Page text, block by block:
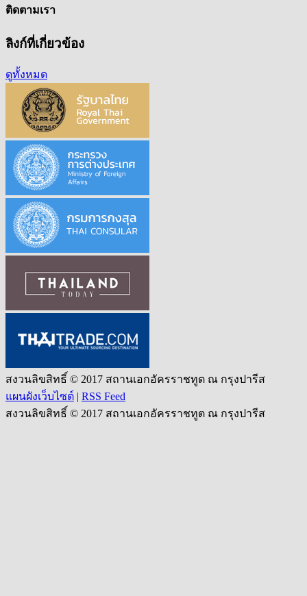
ติดตามเรา
ลิงก์ที่เกี่ยวข้อง
ดูทั้งหมด
สงวนลิขสิทธิ์ © 2017 สถานเอกอัครราชทูต ณ กรุงปารีส
แผนผังเว็บไซต์ | RSS Feed
สงวนลิขสิทธิ์ © 2017 สถานเอกอัครราชทูต ณ กรุงปารีส